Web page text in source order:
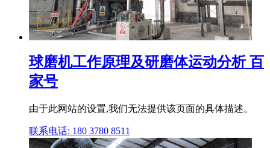
球磨机工作原理及研磨体运动分析 百
家号
由于此网站的设置,我们无法提供该页面的具体描述。
联系电话: 180 3780 8511